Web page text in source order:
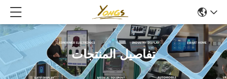
تفاصيل المنتجات